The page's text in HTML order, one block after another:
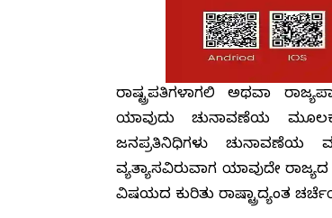
ರಾಷ್ಟ್ರಪತಿಗಳಾಗಲಿ ಅಥವಾ
ಯಾವುದು ಚುನಾವಣೆಯ
ಜನಪ್ರತಿನಿಧಿಗಳು ಚುನಾವಣೆಯ
ವ್ಯತ್ಯಾಸವಿರುವಾಗ ಯಾವುದೇ
ವಿಷಯದ ಕುರಿತು ರಾಷ್ಟ್ರಾದ್ಯಂತ